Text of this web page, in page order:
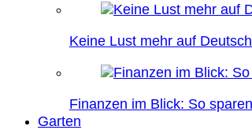
Keine Lust mehr auf
Finanzen im Blick: So
Garten